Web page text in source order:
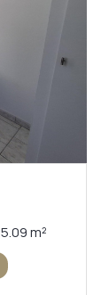
Appartement 2 pièce(s) 1 chambre(s) 25.09 m²